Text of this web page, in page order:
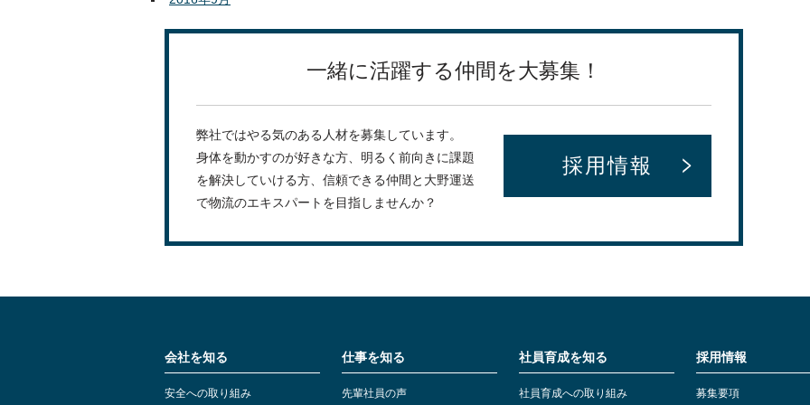
一緒に活躍する仲間を大募集！
弊社ではやる気のある人材を募集しています。
身体を動かすのが好きな方、明るく前向きに課題
を解決していける方、信頼できる仲間と大野運送
で物流のエキスパートを目指しませんか？
採用情報
会社を知る
安全への取り組み
仕事を知る
先輩社員の声
社員育成を知る
社員育成への取り組み
採用情報
募集要項